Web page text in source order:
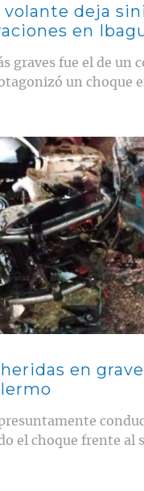
volante deja
en
graves fue el de un
un choque
en
el choque frente al